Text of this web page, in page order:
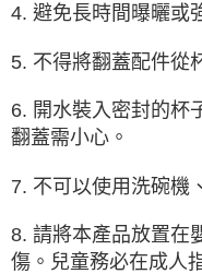
4. 避免長時間曝曬或
5. 不得將翻蓋配件從
6. 開水裝入密封的杯
翻蓋需小心。
7. 不可以使用洗碗機
8. 請將本產品放置在
傷。兒童務必在成人